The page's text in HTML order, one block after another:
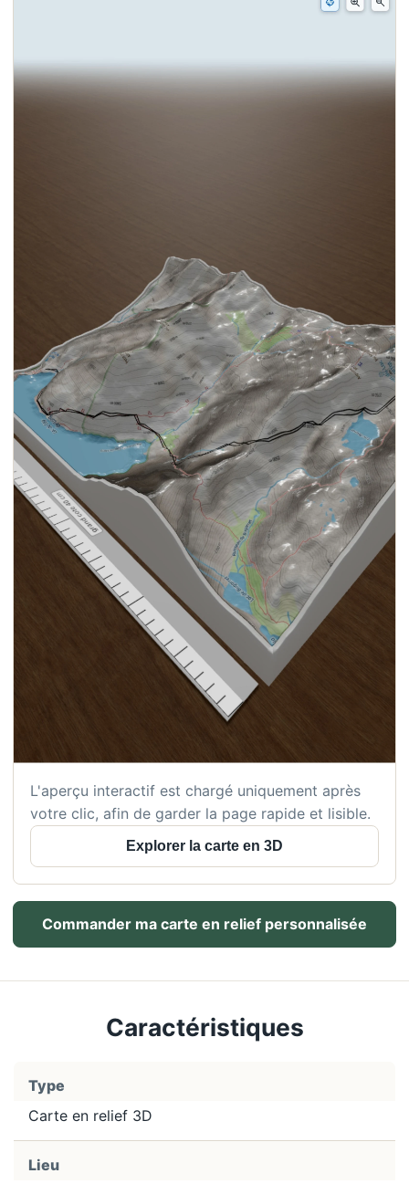
L'aperçu interactif est chargé uniquement après
votre clic, afin de garder la page rapide et lisible.
Explorer la carte en 3D
Commander ma carte en relief personnalisée
Caractéristiques
Type
Carte en relief 3D
Lieu